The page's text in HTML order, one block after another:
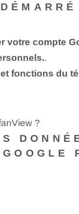
compte
.
fonctions du
?